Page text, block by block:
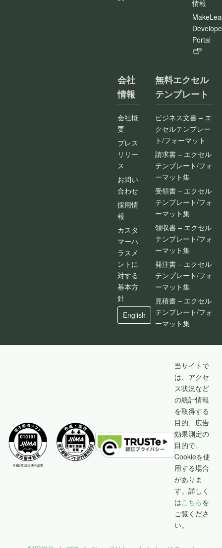
情報
Portal
会社
情報
会社概
要
プレス
リリー
ス
お問い
合わせ
採用情
報
カスタ
マーハ
ラスメ
ントに
対する
基本方
針
English
無料エクセル
テンプレート
ビジネス文書 – エ
クセルテンプレー
ト/フォーマット
請求書 – エクセル
テンプレート/フォ
ーマット集
受領書 – エクセル
テンプレート/フォ
ーマット集
領収書 – エクセル
テンプレート/フォ
ーマット集
発注書 – エクセル
テンプレート/フォ
ーマット集
見積書 – エクセル
テンプレート/フォ
ーマット集
当サイトで
は、アクセ
ス状況など
の統計情報
を取得する
目的、広告
効果測定の
目的で、
Cookieを使
用する場合
がありま
す。詳しく
はこちらを
ご覧くださ
い。